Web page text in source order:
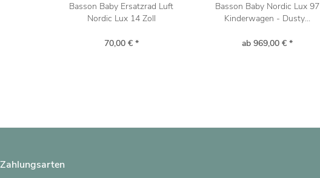
Basson Baby Ersatzrad Luft
Nordic Lux 14 Zoll
70,00 € *
Basson Baby Nordic Lux 97
Kinderwagen - Dusty...
ab 969,00 € *
Zahlungsarten